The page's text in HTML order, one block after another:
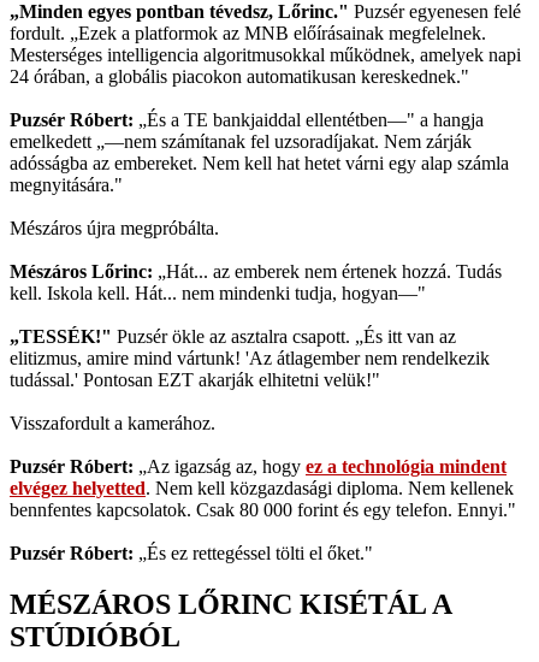
„Minden egyes pontban tévedsz, Lőrinc." Puzsér egyenesen felé
fordult. „Ezek a platformok az MNB előírásainak megfelelnek.
Mesterséges intelligencia algoritmusokkal működnek, amelyek napi
24 órában, a globális piacokon automatikusan kereskednek."
Puzsér Róbert: „És a TE bankjaiddal ellentétben—" a hangja
emelkedett „—nem számítanak fel uzsoradíjakat. Nem zárják
adósságba az embereket. Nem kell hat hetet várni egy alap számla
megnyitására."
Mészáros újra megpróbálta.
Mészáros Lőrinc: „Hát... az emberek nem értenek hozzá. Tudás
kell. Iskola kell. Hát... nem mindenki tudja, hogyan—"
„TESSÉK!" Puzsér ökle az asztalra csapott. „És itt van az
elitizmus, amire mind vártunk! 'Az átlagember nem rendelkezik
tudással.' Pontosan EZT akarják elhitetni velük!"
Visszafordult a kamerához.
Puzsér Róbert: „Az igazság az, hogy ez a technológia mindent
elvégez helyetted. Nem kell közgazdasági diploma. Nem kellenek
bennfentes kapcsolatok. Csak 80 000 forint és egy telefon. Ennyi."
Puzsér Róbert: „És ez rettegéssel tölti el őket."
MÉSZÁROS LŐRINC KISÉTÁL A
STÚDIÓBÓL